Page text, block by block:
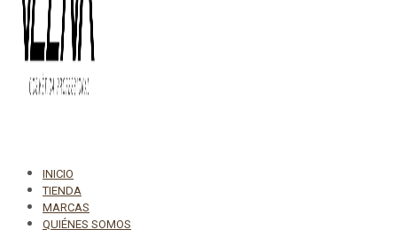
INICIO
TIENDA
MARCAS
QUIÉNES SOMOS